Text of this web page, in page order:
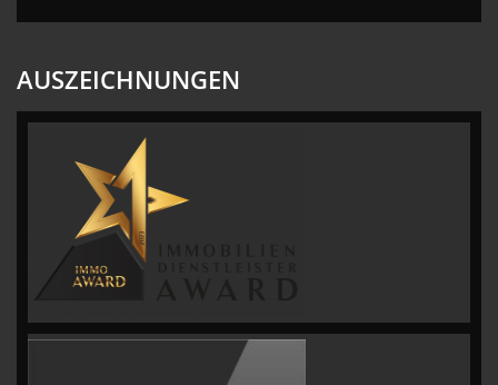
AUSZEICHNUNGEN